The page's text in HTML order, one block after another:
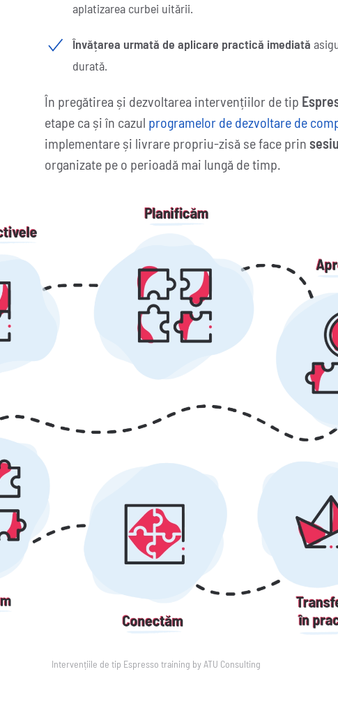
aplatizarea curbei uitării.
Învățarea urmată de aplicare practică imediată
durată.
În pregătirea și dezvoltarea intervențiilor de tip
etape ca și în cazul programelor de dezvoltare de
implementare și livrare propriu-zisă se face prin
organizate pe o perioadă mai lungă de timp.
Intervențiile de tip Espresso training by ATU Consulting